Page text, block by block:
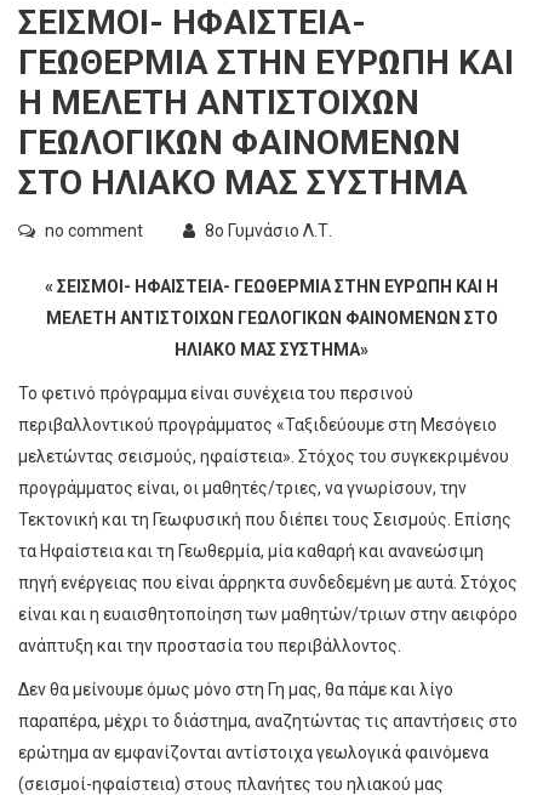
ΣΕΙΣΜΟΙ- ΗΦΑΙΣΤΕΙΑ-
ΓΕΩΘΕΡΜΙΑ ΣΤΗΝ ΕΥΡΩΠΗ ΚΑΙ
Η ΜΕΛΕΤΗ ΑΝΤΙΣΤΟΙΧΩΝ
ΓΕΩΛΟΓΙΚΩΝ ΦΑΙΝΟΜΕΝΩΝ
ΣΤΟ ΗΛΙΑΚΟ ΜΑΣ ΣΥΣΤΗΜΑ
no comment 8ο Γυμνάσιο Λ.Τ.
« ΣΕΙΣΜΟΙ- ΗΦΑΙΣΤΕΙΑ- ΓΕΩΘΕΡΜΙΑ ΣΤΗΝ ΕΥΡΩΠΗ ΚΑΙ Η
ΜΕΛΕΤΗ ΑΝΤΙΣΤΟΙΧΩΝ ΓΕΩΛΟΓΙΚΩΝ ΦΑΙΝΟΜΕΝΩΝ ΣΤΟ
ΗΛΙΑΚΟ ΜΑΣ ΣΥΣΤΗΜΑ»
Το φετινό πρόγραμμα είναι συνέχεια του περσινού
περιβαλλοντικού προγράμματος «Ταξιδεύουμε στη Μεσόγειο
μελετώντας σεισμούς, ηφαίστεια». Στόχος του συγκεκριμένου
προγράμματος είναι, οι μαθητές/τριες, να γνωρίσουν, την
Τεκτονική και τη Γεωφυσική που διέπει τους Σεισμούς. Επίσης
τα Ηφαίστεια και τη Γεωθερμία, μία καθαρή και ανανεώσιμη
πηγή ενέργειας που είναι άρρηκτα συνδεδεμένη με αυτά. Στόχος
είναι και η ευαισθητοποίηση των μαθητών/τριων στην αειφόρο
ανάπτυξη και την προστασία του περιβάλλοντος.
Δεν θα μείνουμε όμως μόνο στη Γη μας, θα πάμε και λίγο
παραπέρα, μέχρι το διάστημα, αναζητώντας τις απαντήσεις στο
ερώτημα αν εμφανίζονται αντίστοιχα γεωλογικά φαινόμενα
(σεισμοί-ηφαίστεια) στους πλανήτες του ηλιακού μας